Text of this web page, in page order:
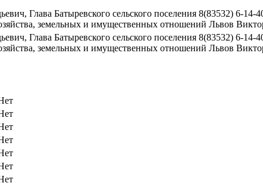
Глава Батыревского сельского поселения 8(83532) 6-
земельных и имущественных отношений Львов
Глава Батыревского сельского поселения 8(83532) 6-
земельных и имущественных отношений Львов